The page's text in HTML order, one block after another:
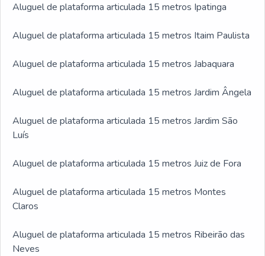
Aluguel de plataforma articulada 15 metros Ipatinga
Aluguel de plataforma articulada 15 metros Itaim Paulista
Aluguel de plataforma articulada 15 metros Jabaquara
Aluguel de plataforma articulada 15 metros Jardim Ângela
Aluguel de plataforma articulada 15 metros Jardim São
Luís
Aluguel de plataforma articulada 15 metros Juiz de Fora
Aluguel de plataforma articulada 15 metros Montes
Claros
Aluguel de plataforma articulada 15 metros Ribeirão das
Neves